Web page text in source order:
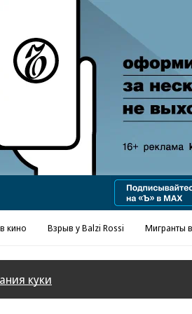
www.kommersant.ru/ad
кино Взрыв у Balzi Rossi Мигранты
куки